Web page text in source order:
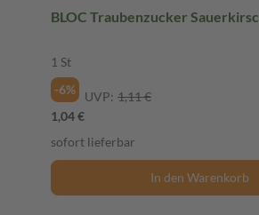
BLOC Traubenzucker
1 St
-6%
UVP: 1,11 €
1,04 €
sofort lieferbar
In den Warenkorb